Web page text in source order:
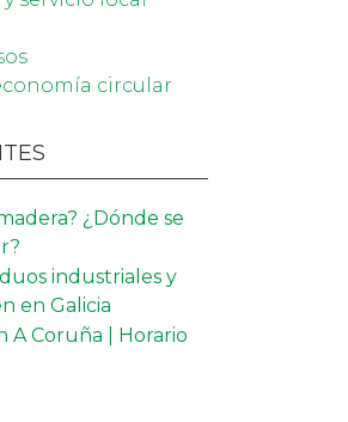
circular
¿Dónde se
industriales y
en Galicia
A Coruña | Horario